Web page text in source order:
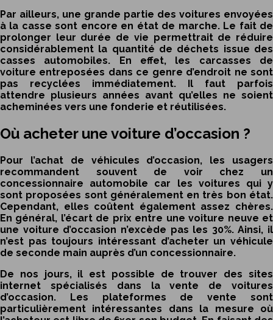
Par ailleurs, une grande partie des voitures envoyées
à la casse sont encore en état de marche. Le fait de
prolonger leur durée de vie permettrait de réduire
considérablement la quantité de déchets issue des
casses automobiles. En effet, les carcasses de
voiture entreposées dans ce genre d’endroit ne sont
pas recyclées immédiatement. Il faut parfois
attendre plusieurs années avant qu’elles ne soient
acheminées vers une fonderie et réutilisées.
Où acheter une voiture d’occasion ?
Pour l’achat de véhicules d’occasion, les usagers
recommandent souvent de voir chez un
concessionnaire automobile car les voitures qui y
sont proposées sont généralement en très bon état.
Cependant, elles coûtent également assez chères.
En général, l’écart de prix entre une voiture neuve et
une voiture d’occasion n’excède pas les 30%. Ainsi, il
n’est pas toujours intéressant d’acheter un véhicule
de seconde main auprès d’un concessionnaire.
De nos jours, il est possible de trouver des sites
internet spécialisés dans la vente de voitures
d’occasion. Les plateformes de vente sont
particulièrement intéressantes dans la mesure où